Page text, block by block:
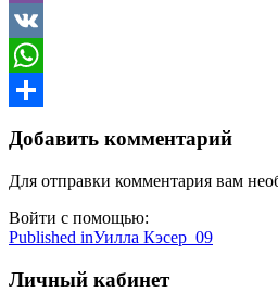
Viber
VK
WhatsApp
Добавить комментарий
Для отправки комментария вам
Войти с помощью:
Навигация
по
Published inУилла Кэсер_09
Личный кабинет